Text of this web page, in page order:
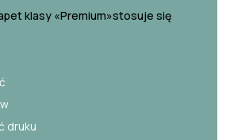
klasy «Premium»stosuje się
druku